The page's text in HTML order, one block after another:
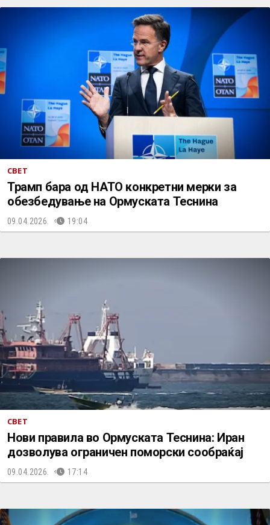
СВЕТ
Трамп бара од НАТО конкретни мерки за
обезбедување на Ормуската Теснина
09.04.2026. 19:04
СВЕТ
Нови правила во Ормуската Теснина: Иран
дозволува ограничен поморски сообраќај
09.04.2026. 17:14